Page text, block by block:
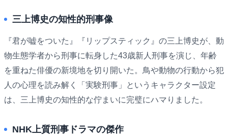
三上博史の知性的刑事像
『君が嘘をついた』『リップスティック』の三上博史が、動
物生態学者から刑事に転身した43歳新人刑事を演じ、年齢
を重ねた俳優の新境地を切り開いた。鳥や動物の行動から犯
人の心理を読み解く「実験刑事」というキャラクター設定
は、三上博史の知性的な佇まいに完璧にハマりました。
NHK上質刑事ドラマの傑作